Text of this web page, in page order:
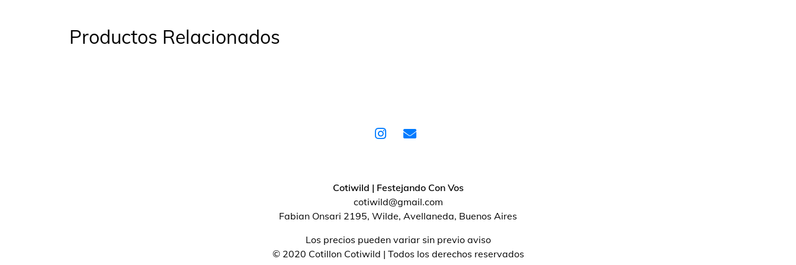
Productos Relacionados
Cotiwild | Festejando Con Vos
cotiwild@gmail.com
Fabian Onsari 2195, Wilde, Avellaneda, Buenos Aires
Los precios pueden variar sin previo aviso
© 2020 Cotillon Cotiwild | Todos los derechos reservados